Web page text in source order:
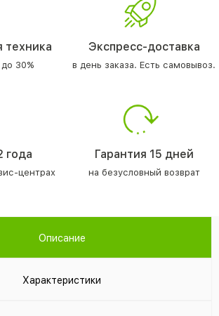
техника
30%
Экспресс-доставка
в день заказа. Есть самовывоз.
года
центрах
Гарантия 15 дней
на безусловный возврат
Описание
Характеристики